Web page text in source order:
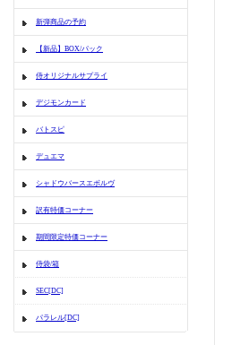
新弾商品の予約
【新品】BOX/パック
侍オリジナルサプライ
デジモンカード
バトスピ
デュエマ
シャドウバースエボルヴ
訳有特価コーナー
期間限定特価コーナー
侍袋/箱
SEC[DC]
パラレル[DC]